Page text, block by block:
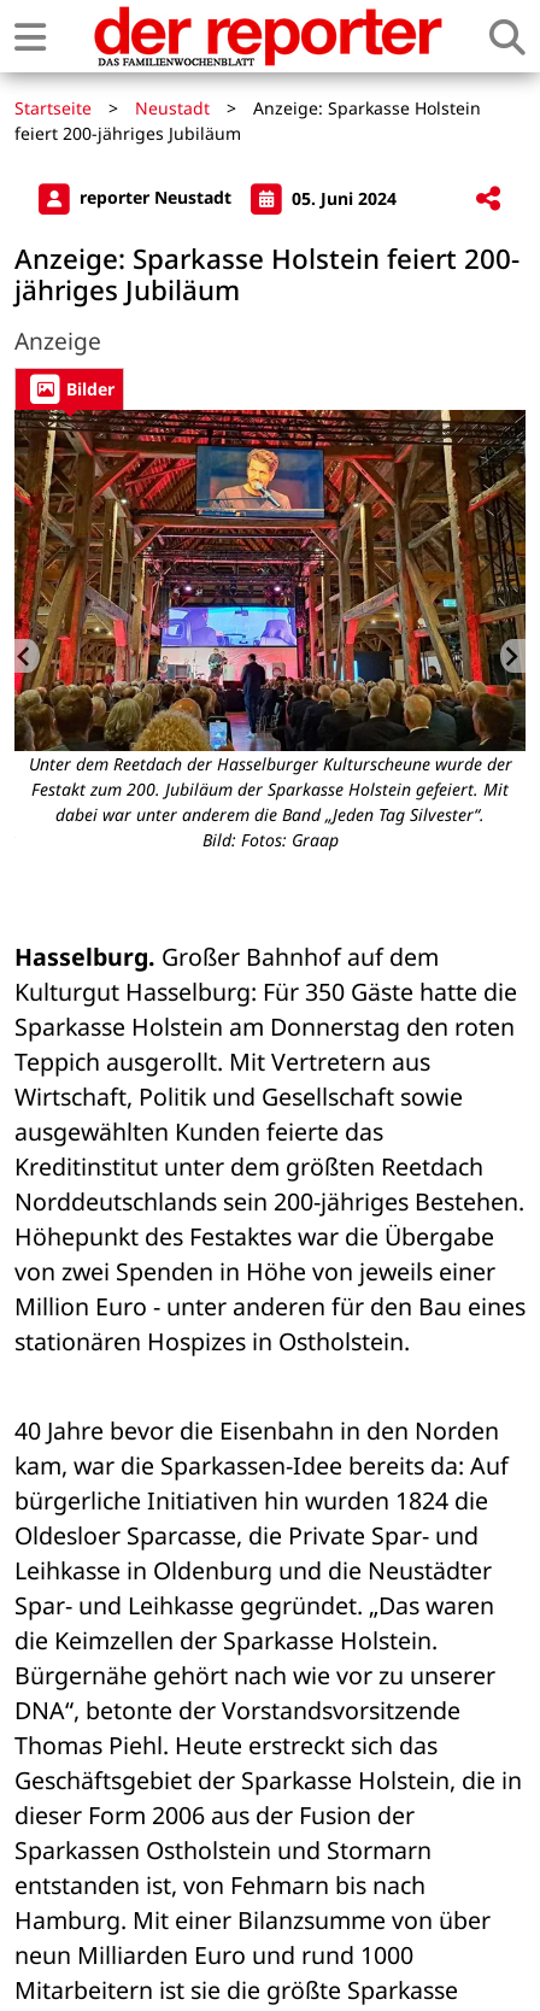
Startseite > Neustadt >
Anzeige: Sparkasse Holstein
feiert 200-jähriges Jubiläum
reporter Neustadt 05. Juni 2024
Anzeige: Sparkasse Holstein feiert 200-
jähriges Jubiläum
Anzeige
Bilder
Unter dem Reetdach der Hasselburger Kulturscheune wurde der
Festakt zum 200. Jubiläum der Sparkasse Holstein gefeiert. Mit
dabei war unter anderem die Band „Jeden Tag Silvester“.
Bild: Fotos: Graap
Hasselburg. Großer Bahnhof auf dem
Kulturgut Hasselburg: Für 350 Gäste hatte die
Sparkasse Holstein am Donnerstag den roten
Teppich ausgerollt. Mit Vertretern aus
Wirtschaft, Politik und Gesellschaft sowie
ausgewählten Kunden feierte das
Kreditinstitut unter dem größten Reetdach
Norddeutschlands sein 200-jähriges Bestehen.
Höhepunkt des Festaktes war die Übergabe
von zwei Spenden in Höhe von jeweils einer
Million Euro - unter anderen für den Bau eines
stationären Hospizes in Ostholstein.
40 Jahre bevor die Eisenbahn in den Norden
kam, war die Sparkassen-Idee bereits da: Auf
bürgerliche Initiativen hin wurden 1824 die
Oldesloer Sparcasse, die Private Spar- und
Leihkasse in Oldenburg und die Neustädter
Spar- und Leihkasse gegründet. „Das waren
die Keimzellen der Sparkasse Holstein.
Bürgernähe gehört nach wie vor zu unserer
DNA“, betonte der Vorstandsvorsitzende
Thomas Piehl. Heute erstreckt sich das
Geschäftsgebiet der Sparkasse Holstein, die in
dieser Form 2006 aus der Fusion der
Sparkassen Ostholstein und Stormarn
entstanden ist, von Fehmarn bis nach
Hamburg. Mit einer Bilanzsumme von über
neun Milliarden Euro und rund 1000
Mitarbeitern ist sie die größte Sparkasse